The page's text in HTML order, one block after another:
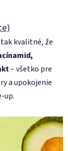
kvalitné, že
– všetko pre
a upokojenie
up.